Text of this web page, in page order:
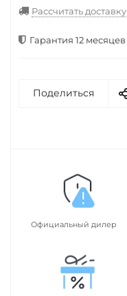
Рассчитать доставку
Гарантия 12 месяцев
Поделиться
Официальный дилер